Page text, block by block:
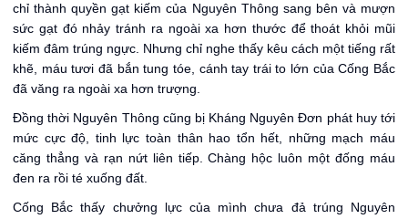
chỉ thành quyền gạt kiếm của Nguyên Thông sang bên và mượn
sức gạt đó nhảy tránh ra ngoài xa hơn thước để thoát khỏi mũi
kiếm đâm trúng ngực. Nhưng chỉ nghe thấy kêu cách một tiếng rất
khẽ, máu tươi đã bắn tung tóe, cánh tay trái to lớn của Cống Bắc
đã văng ra ngoài xa hơn trượng.
Đồng thời Nguyên Thông cũng bị Kháng Nguyên Đơn phát huy tới
mức cực độ, tinh lực toàn thân hao tổn hết, những mạch máu
căng thẳng và rạn nứt liên tiếp. Chàng hộc luôn một đống máu
đen ra rồi té xuống đất.
Cống Bắc thấy chưởng lực của mình chưa đả trúng Nguyên